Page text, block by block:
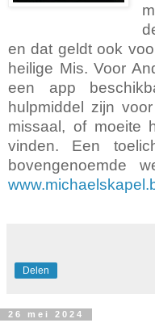
en dat geldt ook
heilige Mis. Voor
een app
hulpmiddel zijn
missaal, of moeite
vinden. Een
bovengenoemde
Delen
26 mei 2024